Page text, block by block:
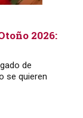
2026:
de
se quieren